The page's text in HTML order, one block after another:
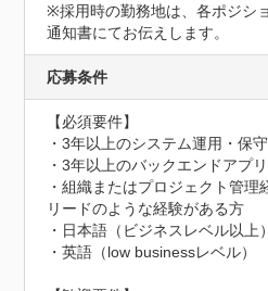
※採用時の勤務地は、各ポジシ
通知書にてお伝えします。
応募条件
【必須要件】
・3年以上のシステム運用・保
・3年以上のバックエンドアプ
・組織またはプロジェクト管
リードのような経験がある方
・日本語（ビジネスレベル以上）
・英語（low businessレベル）